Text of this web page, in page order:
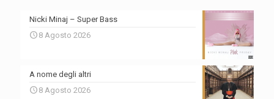
Nicki Minaj – Super Bass
8 Agosto 2026
A nome degli altri
8 Agosto 2026